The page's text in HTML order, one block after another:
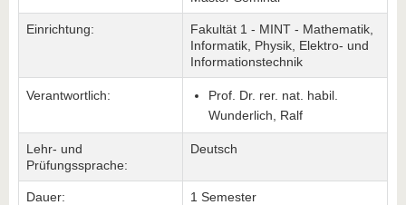
Einrichtung:
Fakultät 1 - MINT - Mathematik,
Informatik, Physik, Elektro- und
Informationstechnik
Verantwortlich:
Prof. Dr. rer. nat. habil.
Wunderlich, Ralf
Lehr- und
Prüfungssprache:
Deutsch
Dauer: 1 Semester